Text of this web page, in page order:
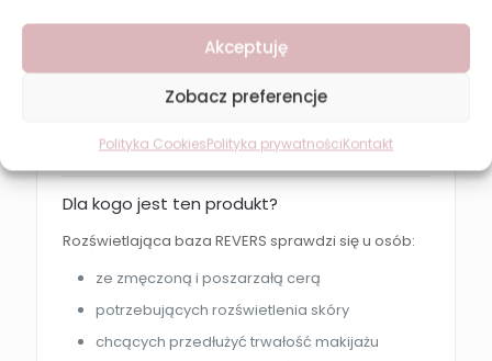
Akceptuję
Zobacz preferencje
Polityka CookiesPolityka prywatnościKontakt
Niewielką ilość bazy rozprowadź równomiernie na
skórze twarzy i dekoltu.
Stosuj przed nałożeniem podkładu lub
rozświetlenia skóry.
Dla kogo jest ten produkt?
Rozświetlająca baza REVERS sprawdzi się u osób:
ze zmęczoną i poszarzałą cerą
potrzebujących rozświetlenia skóry
chcących przedłużyć trwałość makijażu